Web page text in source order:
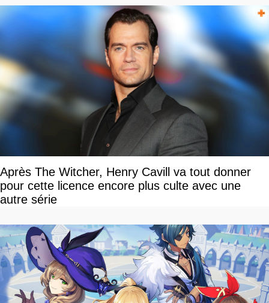
Après The Witcher, Henry Cavill va tout donner
pour cette licence encore plus culte avec une
autre série